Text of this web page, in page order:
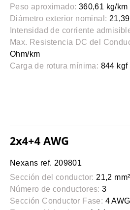
Peso aproximado: 360,61 kg/km
Diámetro exterior nominal:
Intensidad de corriente
Max. Resistencia DC del
Ohm/km
Carga de rotura mínima: 844 kgf
2x4+4 AWG
Nexans ref. 209801
Sección del conductor: 21,2 mm²
Número de conductores: 3
Sección Conductor Fase: 4 AWG